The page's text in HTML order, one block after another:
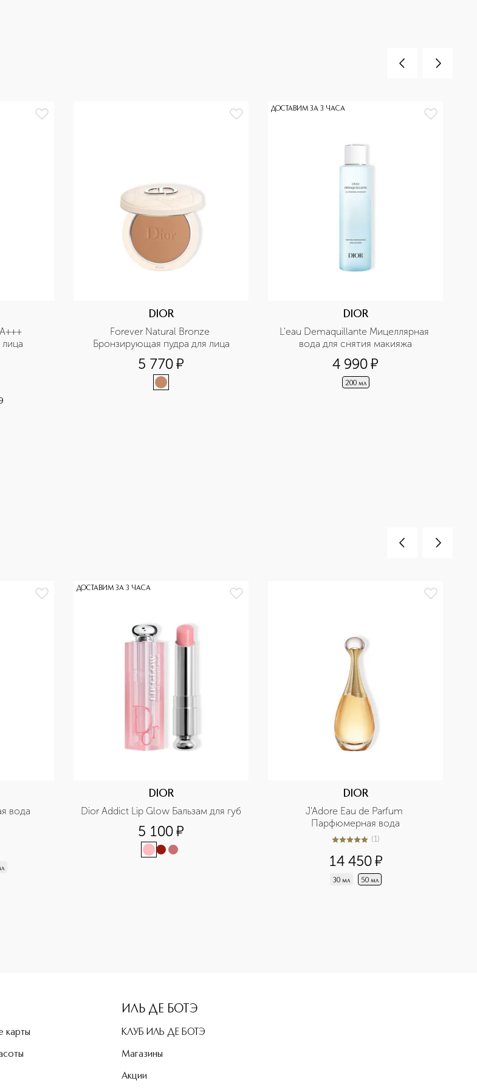
DIOR
Forever Natural Bronze
Бронзирующая пудра для лица
5 770¤
ДОСТАВИМ ЗА 3 ЧАСА
DIOR
L'eau Demaquillante Мицеллярная
вода для снятия макияжа
4 990¤
200 мл
вода
ДОСТАВИМ ЗА 3 ЧАСА
DIOR
Dior Addict Lip Glow Бальзам для губ
5 100¤
DIOR
J'Adore Eau de Parfum
Парфюмерная вода
5из 51 (1)
14 450¤
30 мл 50 мл
карты
ИЛЬ ДЕ БОТЭ
КЛУБ ИЛЬ ДЕ БОТЭ
Магазины
Акции